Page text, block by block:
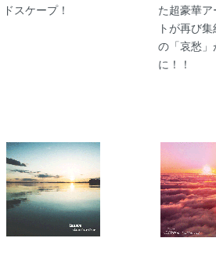
ドスケープ！
た超豪華ア
トが再び
の「哀愁」
に！！